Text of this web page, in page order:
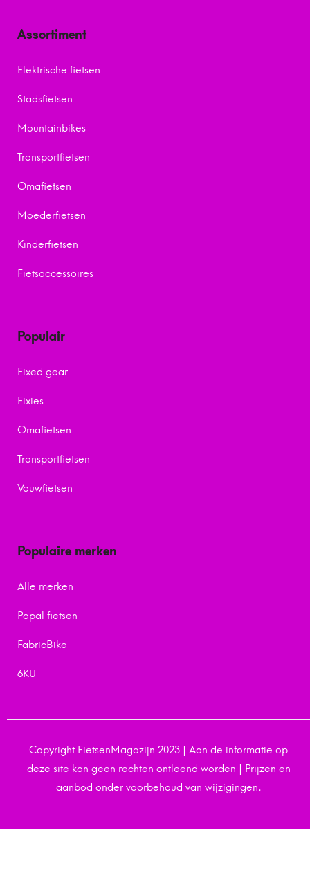
Assortiment
Elektrische fietsen
Stadsfietsen
Mountainbikes
Transportfietsen
Omafietsen
Moederfietsen
Kinderfietsen
Fietsaccessoires
Populair
Fixed gear
Fixies
Omafietsen
Transportfietsen
Vouwfietsen
Populaire merken
Alle merken
Popal fietsen
FabricBike
6KU
Copyright FietsenMagazijn 2023 | Aan de informatie op
deze site kan geen rechten ontleend worden | Prijzen en
aanbod onder voorbehoud van wijzigingen.